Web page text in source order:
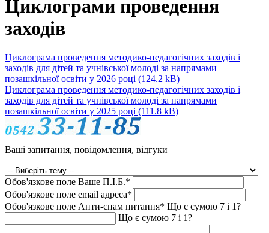
Циклограми проведення
заходів
Циклограма проведення методико-педагогічних заходів і
заходів для дітей та учнівської молоді за напрямами
позашкільної освіти у 2026 році (124.2 kB)
Циклограма проведення методико-педагогічних заходів і
заходів для дітей та учнівської молоді за напрямами
позашкільної освіти у 2025 році (111.8 kB)
Ваші запитання, повідомлення, відгуки
Обов'язкове поле Ваше П.I.Б.*
Обов'язкове поле email адреса*
Обов'язкове поле Анти-спам питання* Що є сумою 7 і 1?
Що є сумою 7 і 1?